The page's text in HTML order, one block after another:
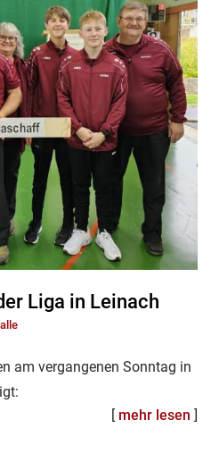
Liga in Leinach
am vergangenen Sonntag in
[ mehr lesen ]